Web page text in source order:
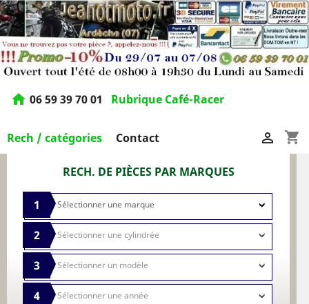
home 06 59 39 70 01 Rubrique Café-Racer
Rech / catégories Contact shopping_cart

RECH. DE PIÈCES PAR MARQUES
1
2
3
4